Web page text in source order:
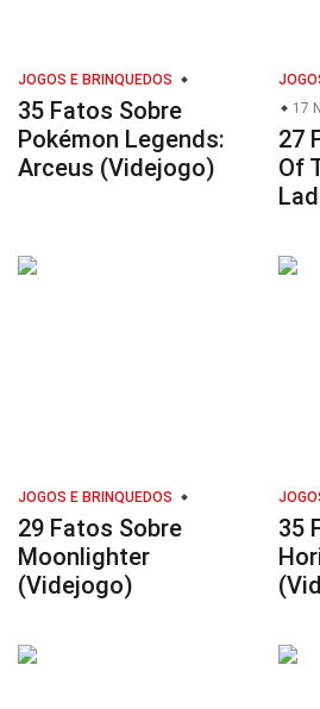
JOGOS E BRINQUEDOS
35 Fatos Sobre
Pokémon Legends:
Arceus (Videjogo)
17
27
Of
JOGOS E BRINQUEDOS
29 Fatos Sobre
Moonlighter
(Videjogo)
35